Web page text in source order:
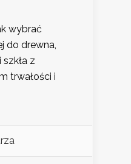
wybrać
do drewna,
z
trwałości i